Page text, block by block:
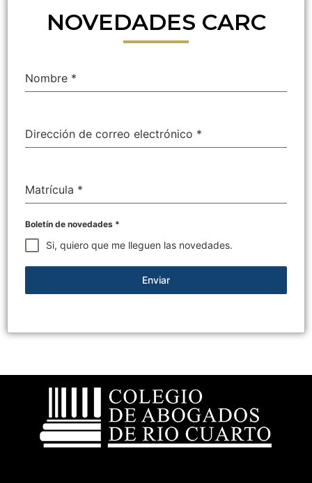
NOVEDADES CARC
Nombre *
Dirección de correo electrónico *
Matrícula *
Boletín de novedades *
Si, quiero que me lleguen las novedades.
Enviar